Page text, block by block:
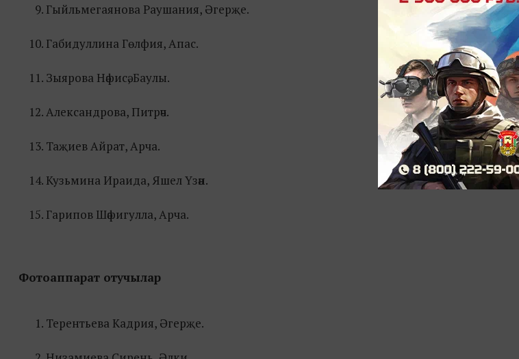
Гыйльмегаянова Раушания, Әгерҗе.
Габидуллина Гөлфия, Апас.
Зыярова Нәфисә, Баулы.
Александрова, Питрәч.
Таҗиев Айрат, Арча.
Кузьмина Ираида, Яшел Үзән.
Гарипов Шәфигулла, Арча.
Фотоаппарат отучылар
Терентьева Кадрия, Әгерҗе.